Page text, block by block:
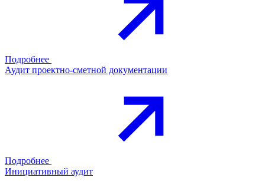
Подробнее
Аудит проектно-сметной документации
Подробнее
Инициативный аудит